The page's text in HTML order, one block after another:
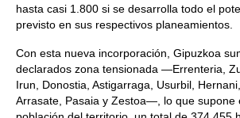
hasta casi 1.800 si se desarrolla todo el
previsto en sus respectivos planeamientos.
Con esta nueva incorporación, Gipuzkoa
declarados zona tensionada —Errenteria,
Irun, Donostia, Astigarraga, Usurbil,
Arrasate, Pasaia y Zestoa—, lo que supone